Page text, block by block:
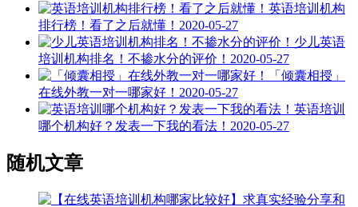
英语培训机构
排行榜！看了之后就懂！ 2020-05-27
少儿英语
培训机构排名！不掺水分的评价！ 2020-05-27
「倾囊相授」
在线外教一对一哪家好！ 2020-05-27
英语培训
哪个机构好？发表一下我的看法！ 2020-05-27
随机文章